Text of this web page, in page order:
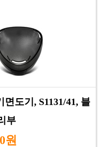
도기, S1131/41, 블
부
원